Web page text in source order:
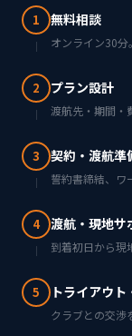
1 無料相談
オンライン30分
2 プラン設計
渡航先・期間・
3 契約・渡航準
誓約書締結、ワ
4 渡航・現地サ
到着初日から現
5 トライアウ
クラブとの交渉